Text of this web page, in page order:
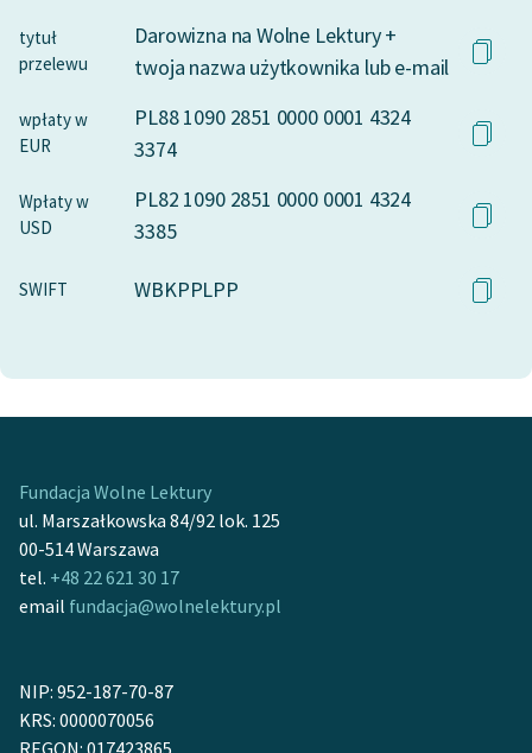
tytuł
przelewu
Darowizna na Wolne Lektury +
twoja nazwa użytkownika lub e-mail
wpłaty w
EUR
PL88 1090 2851 0000 0001 4324
3374
Wpłaty w
USD
PL82 1090 2851 0000 0001 4324
3385
SWIFT WBKPPLPP
Fundacja Wolne Lektury
ul. Marszałkowska 84/92 lok. 125
00-514 Warszawa
tel. +48 22 621 30 17
email fundacja@wolnelektury.pl
NIP: 952-187-70-87
KRS: 0000070056
REGON: 017423865